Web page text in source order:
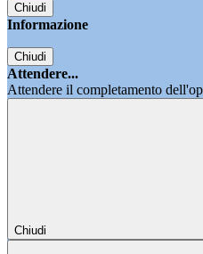
Chiudi
Informazione
Chiudi
Attendere...
Attendere il completamento
Chiudi